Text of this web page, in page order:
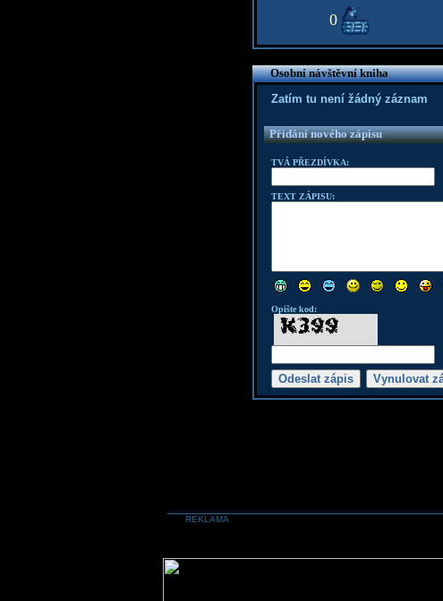
0
Osobní návštěvní kniha
Zatím tu není žádný záznam
Přidání nového zápisu
TVÁ PŘEZDÍVKA:
TEXT ZÁPISU:
Opište kod:
REKLAMA